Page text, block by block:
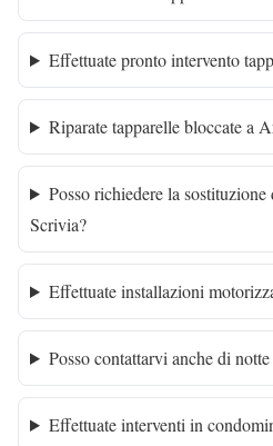
Effettuate pronto intervento
Riparate tapparelle bloccate a
Posso richiedere la
Scrivia?
Effettuate installazioni
Posso contattarvi anche di
Effettuate interventi in